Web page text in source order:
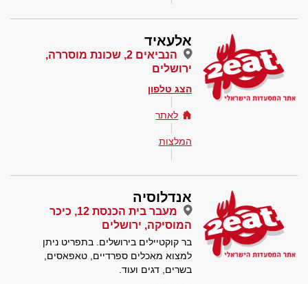
אלעאיד
הנביאים 2, שכונת מוסררה,
ירושלים
הצג טלפון
לאתר
המלצות
אנדלוסיה
מעבר בית הכנסת 12, כיכר
המוסיקה, ירושלים
בר קוקטיילים בירושלים. בתפריט ניתן
למצוא מאכלים ספרדיים, טאפאסים,
בשרים, דגים ועוד.